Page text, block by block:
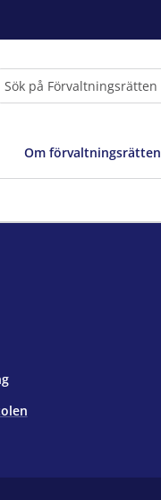
Om förvaltningsrätten